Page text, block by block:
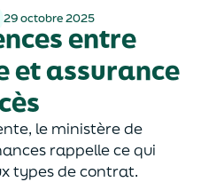
29 octobre 2025
entre
et assurance
le ministère de
rappelle ce qui
types de contrat.